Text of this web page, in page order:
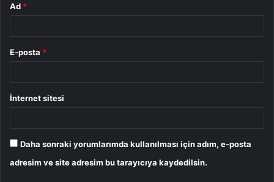
Ad *
E-posta *
İnternet sitesi
Daha sonraki yorumlarımda kullanılması için adım, e-posta
adresim ve site adresim bu tarayıcıya kaydedilsin.